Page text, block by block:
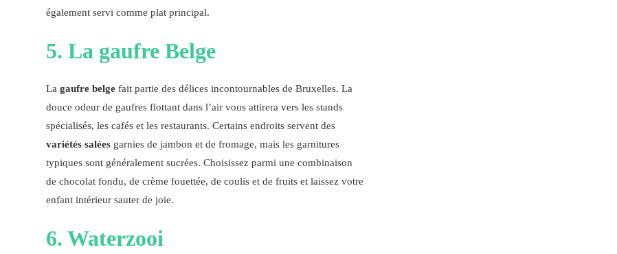
également servi comme plat principal.
5. La gaufre Belge
Lagaufre belge fait partie des délices incontournables de Bruxelles. La
douce odeur de gaufres flottant dans l’air vous attirera vers les stands
spécialisés, les cafés et les restaurants. Certains endroits servent des
variétés salées garnies de jambon et de fromage, mais les garnitures
typiques sont généralement sucrées. Choisissez parmi une combinaison
de chocolat fondu, de crème fouettée, de coulis et de fruits et laissez votre
enfant intérieur sauter de joie.
6. Waterzooi